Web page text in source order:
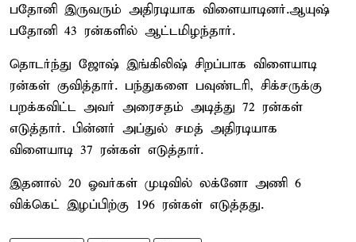
பதோனி இருவரும் அதிரடியாக விளையாடினர்.ஆயுஷ்
பதோனி 43 ரன்களில் ஆட்டமிழந்தார்.
தொடர்ந்து ஜோஷ் இங்கிலிஷ் சிறப்பாக விளையாடி
ரன்கள் குவித்தார். பந்துகளை பவுண்டரி, சிக்சருக்கு
பறக்கவிட்ட அவர் அரைசதம் அடித்து 72 ரன்கள்
எடுத்தார். பின்னர் அப்துல் சமத் அதிரடியாக
விளையாடி 37 ரன்கள் எடுத்தார்.
இதனால் 20 ஓவர்கள் முடிவில் லக்னோ அணி 6
விக்கெட் இழப்பிற்கு 196 ரன்கள் எடுத்தது.